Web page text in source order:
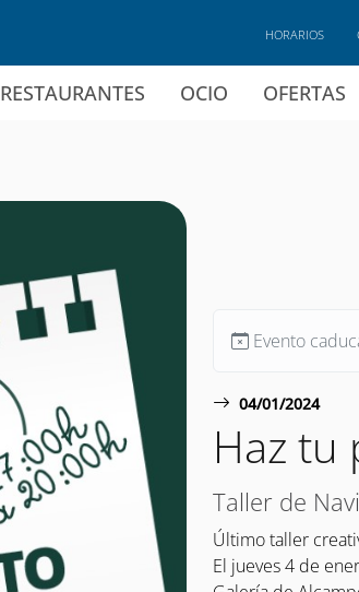
RESTAURANTES OCIO OFERTAS
HORARIOS
Evento
04/01/2024
Haz tu
Taller de
Último taller
El jueves 4 de